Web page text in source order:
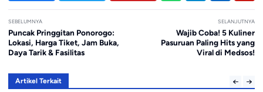
SEBELUMNYA
Puncak Pringgitan Ponorogo:
Lokasi, Harga Tiket, Jam Buka,
Daya Tarik & Fasilitas
SELANJUTNYA
Wajib Coba! 5 Kuliner
Pasuruan Paling Hits yang
Viral di Medsos!
Artikel Terkait